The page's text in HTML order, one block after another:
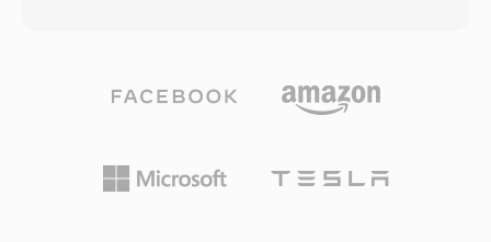
nghìn người chia sẻ. Mặc dù FLAC cuối cùng đã
thay thế Shorten với nén tốt hơn, hỗ trợ tìm
quan trọng lịch sử và các kho lưu trữ nhạc sống
hóa và mã Huffman cho từng dải phụ tương
192-384 kbps cho stereo, cho chất lượng trong
suốt với độ phức tạp bộ mã hóa thấp hơn và